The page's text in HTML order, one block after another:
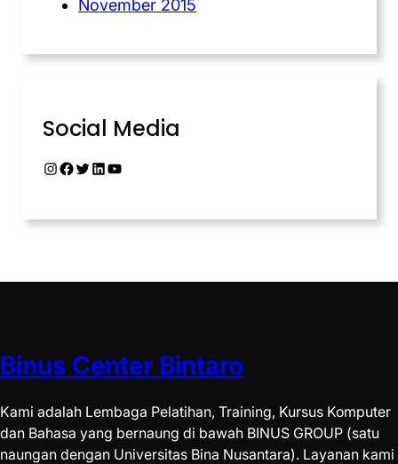
November 2015
Social Media
Binus Center Bintaro
Kami adalah Lembaga Pelatihan, Training, Kursus Komputer
dan Bahasa yang bernaung di bawah BINUS GROUP (satu
naungan dengan Universitas Bina Nusantara). Layanan kami